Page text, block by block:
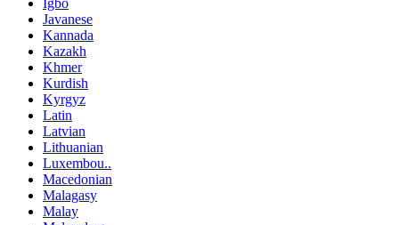
Igbo
Javanese
Kannada
Kazakh
Khmer
Kurdish
Kyrgyz
Latin
Latvian
Lithuanian
Luxembou..
Macedonian
Malagasy
Malay